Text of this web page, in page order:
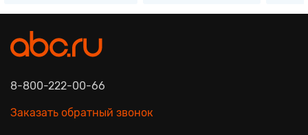
8-800-222-00-66
Заказать обратный звонок